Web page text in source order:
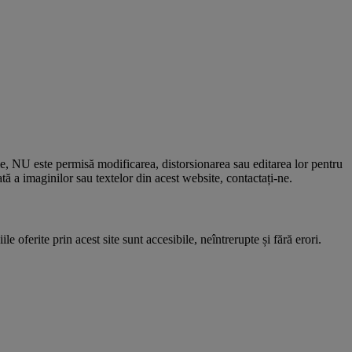
este permisă modificarea, distorsionarea sau editarea lor pentru
a imaginilor sau textelor din acest website, contactați-ne.
oferite prin acest site sunt accesibile, neîntrerupte și fără erori.